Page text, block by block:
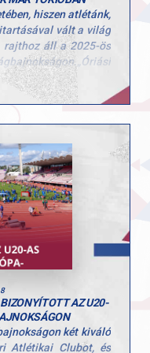
hiszen atlétánk,
vált a világ
rajthoz áll a 2025-ös
vált valóra ezzel,
az olimpián kívül” –
versenyzésre
adva. Külön
Tokió történelmi
rendeztek itt
ő is a legendák
támogatást
mondja, hozzátéve,
egyéni csúcsának
helyezés
AZ U20-
két kiváló
Atlétikai Clubot, és